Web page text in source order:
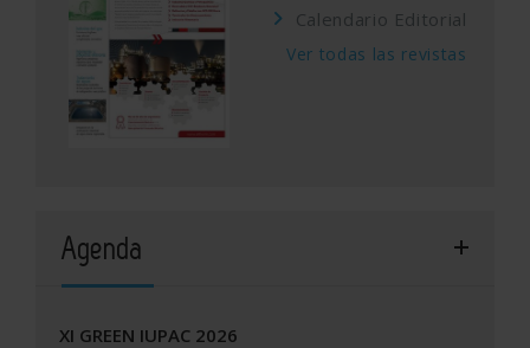
Calendario Editorial
Ver todas las revistas
Agenda
XI GREEN IUPAC 2026